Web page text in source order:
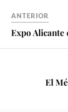
ANTERIOR
Expo Alicante
El